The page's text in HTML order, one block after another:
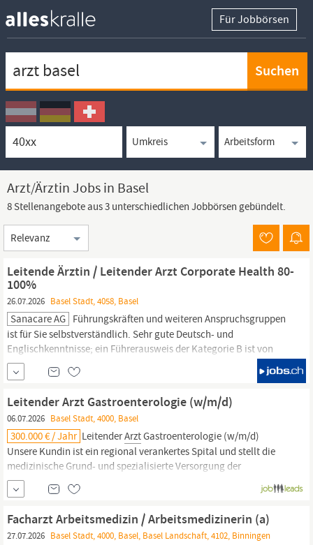
Für Jobbörsen
Ortssuche
Umkreissuche
Arbeitsform
Arzt/Ärztin Jobs in Basel
8 Stellenangebote aus 3 unterschiedlichen Jobbörsen gebündelt.
Sortierung
Leitende Ärztin / Leitender Arzt Corporate Health 80-
100%
26.07.2026 Basel Stadt, 4058, Basel
Sanacare AG Führungskräften und weiteren Anspruchsgruppen
ist für Sie selbstverständlich. Sehr gute Deutsch- und
Englischkenntnisse; ein Führerausweis der Kategorie B ist von
Vorteil. Was diese Position besonders macht Diese Position
verbindet arbeitsmedizinische Fachverantwortung mit
allgemeinmedizinischer Tätigkeit in einer Walk-in-Praxis direkt
auf dem Novartis-CampusBasel.
Leitender Arzt Gastroenterologie (w/m/d)
06.07.2026 Basel Stadt, 4000, Basel
300.000 € / Jahr LeitenderArztGastroenterologie (w/m/d)
Unsere Kundin ist ein regional verankertes Spital und stellt die
medizinische Grund- und spezialisierte Versorgung der
Bevölkerung sicher. Das Leistungsspektrum umfasst insbesondere
die Innere Medizin und Gastroenterologie sowie weitere eng
vernetzte Fachbereiche. Die Versorgung ist
Facharzt Arbeitsmedizin / Arbeitsmedizinerin (a)
27.07.2026 Basel Stadt, 4000, Basel, Basel Landschaft, 4102, Binningen